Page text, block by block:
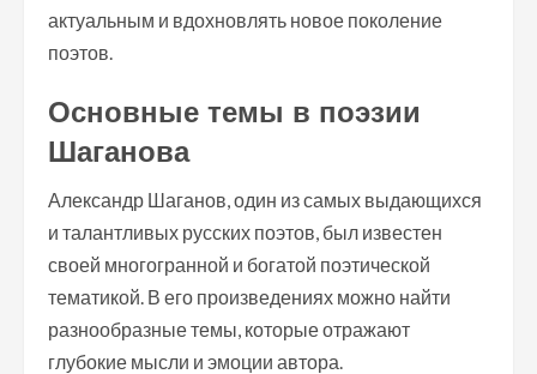
актуальным и вдохновлять новое поколение
поэтов.
Основные темы в поэзии
Шаганова
Александр Шаганов, один из самых выдающихся
и талантливых русских поэтов, был известен
своей многогранной и богатой поэтической
тематикой. В его произведениях можно найти
разнообразные темы, которые отражают
глубокие мысли и эмоции автора.